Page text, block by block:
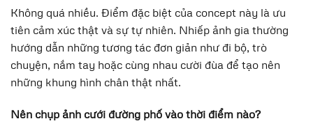
Không quá nhiều. Điểm đặc biệt của concept này là ưu
tiên cảm xúc thật và sự tự nhiên. Nhiếp ảnh gia thường
hướng dẫn những tương tác đơn giản như đi bộ, trò
chuyện, nắm tay hoặc cùng nhau cười đùa để tạo nên
những khung hình chân thật nhất.
Nên chụp ảnh cưới đường phố vào thời điểm nào?